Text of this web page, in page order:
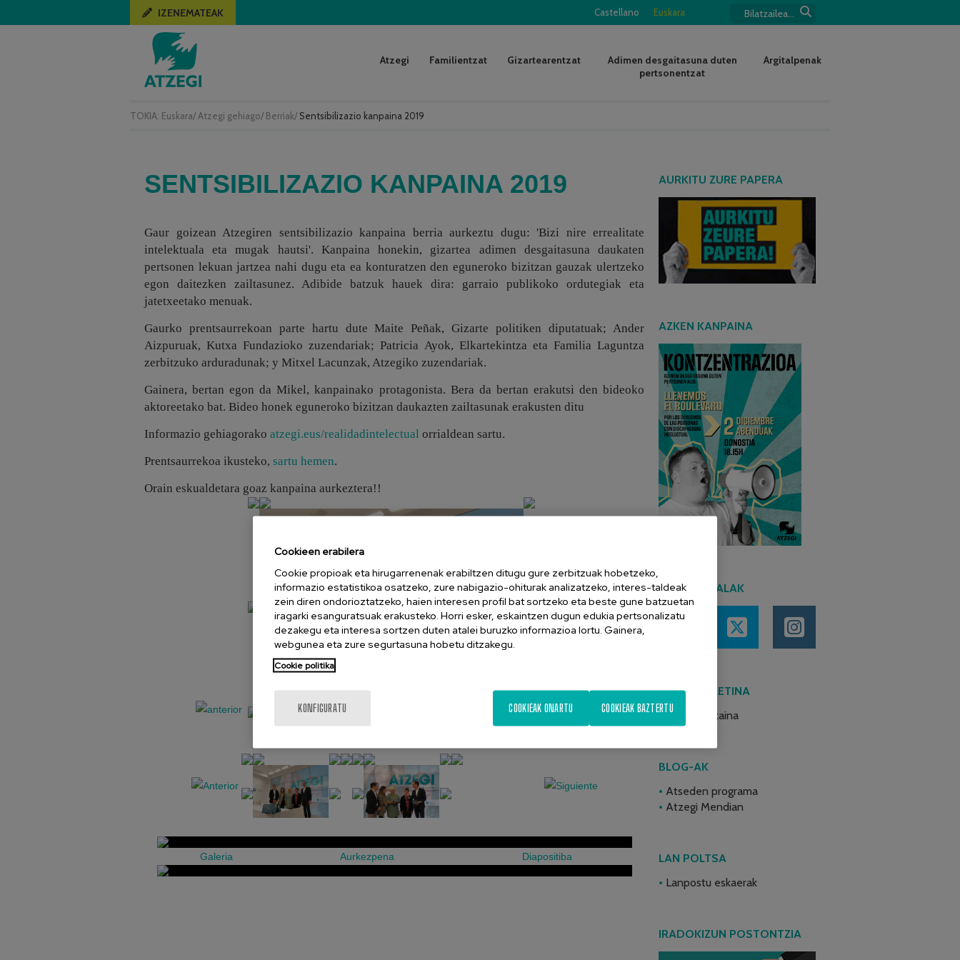
TOKIA: Euskara/ Atzegi gehiago/ Berriak/ Sentsibilizazio kanpaina 2019
Castellano Euskara
IZENEMATEAK
Atzegi Familientzat Gizartearentzat
Adimen desgaitasuna duten
pertsonentzat
Argitalpenak
SENTSIBILIZAZIO KANPAINA 2019
Gaur goizean Atzegiren sentsibilizazio kanpaina berria aurkeztu dugu: 'Bizi nire errealitate
intelektuala eta mugak hautsi'. Kanpaina honekin, gizartea adimen desgaitasuna daukaten
pertsonen lekuan jartzea nahi dugu eta ea konturatzen den eguneroko bizitzan gauzak ulertzeko
egon daitezken zailtasunez. Adibide batzuk hauek dira: garraio publikoko ordutegiak eta
jatetxeetako menuak.
Gaurko prentsaurrekoan parte hartu dute Maite Peñak, Gizarte politiken diputatuak; Ander
Aizpuruak, Kutxa Fundazioko zuzendariak; Patricia Ayok, Elkartekintza eta Familia Laguntza
zerbitzuko arduradunak; y Mitxel Lacunzak, Atzegiko zuzendariak.
Gainera, bertan egon da Mikel, kanpainako protagonista. Bera da bertan erakutsi den bideoko
aktoreetako bat. Bideo honek eguneroko bizitzan daukazten zailtasunak erakusten ditu
Informazio gehiagorako atzegi.eus/realidadintelectual orrialdean sartu.
Prentsaurrekoa ikusteko, sartu hemen.
Orain eskualdetara goaz kanpaina aurkeztera!!
Galeria Aurkezpena Diapositiba
AURKITU ZURE PAPERA
AZKEN KANPAINA
SARE SOZIALAK
AZKEN BULETINA
2026ko ekaina
BLOG-AK
Atseden programa
Atzegi Mendian
LAN POLTSA
Lanpostu eskaerak
IRADOKIZUN POSTONTZIA
Cookieen erabilera
Cookie propioak eta hirugarrenenak erabiltzen ditugu gure zerbitzuak hobetzeko,
informazio estatistikoa osatzeko, zure nabigazio-ohiturak analizatzeko, interes-taldeak
zein diren ondorioztatzeko, haien interesen profil bat sortzeko eta beste gune batzuetan
iragarki esanguratsuak erakusteko. Horri esker, eskaintzen dugun edukia pertsonalizatu
dezakegu eta interesa sortzen duten atalei buruzko informazioa lortu. Gainera,
webgunea eta zure segurtasuna hobetu ditzakegu.
Cookie politika
KONFIGURATU COOKIEAK BAZTERTU
COOKIEAK ONARTU